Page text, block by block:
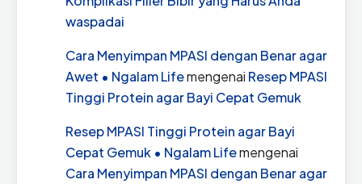
waspadai
Cara Menyimpan MPASI dengan Benar agar
Awet • Ngalam Lifemengenai Resep MPASI
Tinggi Protein agar Bayi Cepat Gemuk
Resep MPASI Tinggi Protein agar Bayi
Cepat Gemuk • Ngalam Lifemengenai
Cara Menyimpan MPASI dengan Benar agar